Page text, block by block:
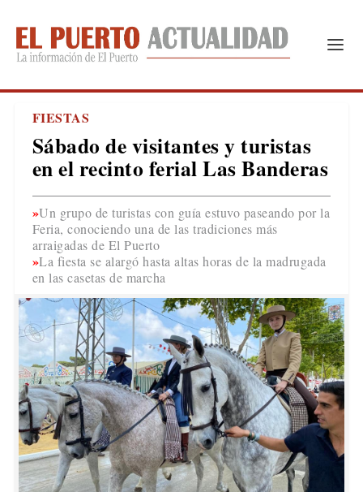
FIESTAS
Sábado de visitantes y turistas
en el recinto ferial Las Banderas
Un grupo de turistas con guía estuvo paseando por la
Feria, conociendo una de las tradiciones más
arraigadas de El Puerto
La fiesta se alargó hasta altas horas de la madrugada
en las casetas de marcha